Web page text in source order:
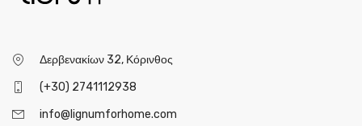
Δερβενακίων 32, Κόρινθος
(+30) 2741112938
info@lignumforhome.com